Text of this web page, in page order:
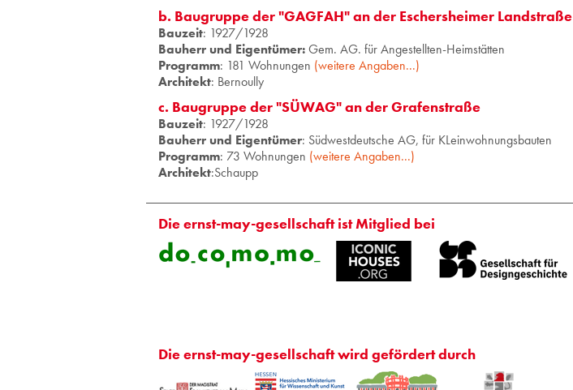
b. Baugruppe der "GAGFAH" an der Eschersheimer Landstraße
Bauzeit: 1927/1928
Bauherr und Eigentümer:Gem. AG. für Angestellten-Heimstätten
Programm: 181 Wohnungen (weitere Angaben...)
Architekt: Bernoully
c. Baugruppe der "SÜWAG" an der Grafenstraße
Bauzeit: 1927/1928
Bauherr und Eigentümer: Südwestdeutsche AG, für KLeinwohnungsbauten
Programm: 73 Wohnungen (weitere Angaben...)
Architekt:Schaupp
Die ernst-may-gesellschaft ist Mitglied bei
Die ernst-may-gesellschaft wird gefördert durch